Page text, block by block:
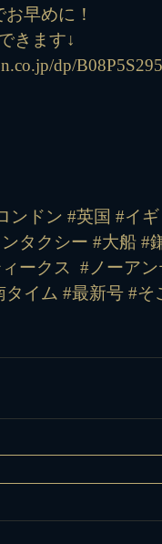
早めに！
きます↓
dp/
ンドン #英国 #イ
タクシー #大船 #
ークス #ノーア
タイム #最新号 #そ